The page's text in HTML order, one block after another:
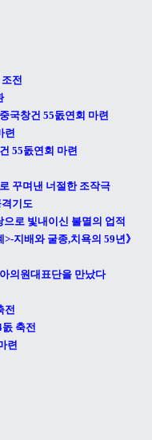
전
국창건 55돐연회 마련
련
55돐연회 마련
꾸며낸 너절한 조작극
기도
로 빛내이신 불멸의 업적
지배와 굴종,치욕의 59년》
의원대표단을 만났다
전
축전
련